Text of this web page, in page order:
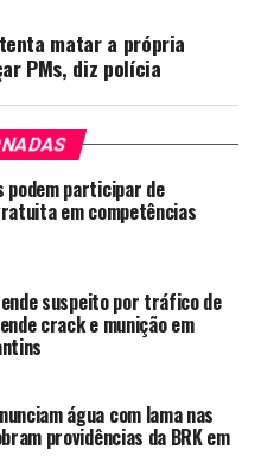
matar a própria
PMs, diz polícia
podem participar de
em competências
suspeito por tráfico de
crack e munição em
água com lama nas
providências da BRK em